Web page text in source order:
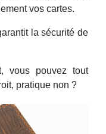
vos cartes.
la sécurité de
vous pouvez tout
pratique non ?